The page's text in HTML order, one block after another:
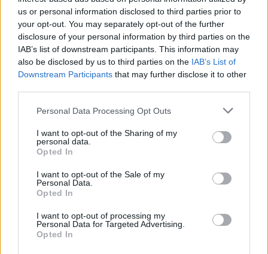
us or personal information disclosed to third parties prior to
your opt-out. You may separately opt-out of the further
disclosure of your personal information by third parties on the
IAB’s list of downstream participants. This information may
also be disclosed by us to third parties on the IAB’s List of
Downstream Participants that may further disclose it to other
Please note that this website/app uses one or more Google
not limited to your visit or usage behaviour. You may click to
grant or deny consent to Google and its third-party tags to
use your data for below specified purposes in below Google
consent section.
Personal Data Processing Opt Outs
I want to opt-out of the Sharing of my
personal data.
Opted In
I want to opt-out of the Sale of my
Personal Data.
Opted In
I want to opt-out of processing my
Personal Data for Targeted Advertising.
Opted In
Κεφαλονιά: Αγωνία για αγνοούμενο ψαρά –
Βρέθηκαν τα ρούχα και τα προσωπικά του
αντικείμενα!
17:3322.03.18
νεκρός ο αγνοούμενος ψαράς